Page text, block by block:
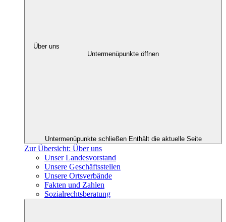
Über uns
Untermenüpunkte öffnen
Untermenüpunkte schließen Enthält die aktuelle Seite
Zur Übersicht: Über uns
Unser Landesvorstand
Unsere Geschäftsstellen
Unsere Ortsverbände
Fakten und Zahlen
Sozialrechtsberatung